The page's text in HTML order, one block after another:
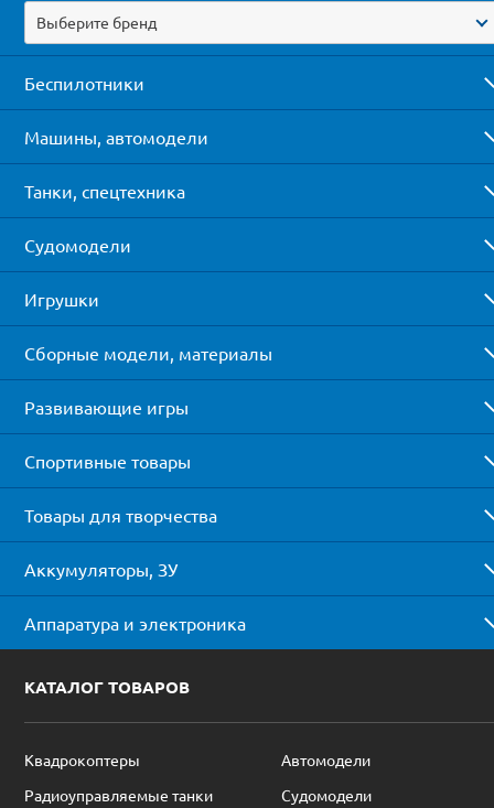
Выберите бренд
Беспилотники
Машины, автомодели
Танки, спецтехника
Судомодели
Игрушки
Сборные модели, материалы
Развивающие игры
Спортивные товары
Товары для творчества
Аккумуляторы, ЗУ
Аппаратура и электроника
КАТАЛОГ ТОВАРОВ
Квадрокоптеры
Автомодели
Радиоуправляемые танки
Судомодели